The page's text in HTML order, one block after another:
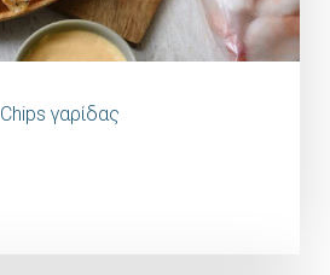
Chips γαρίδας